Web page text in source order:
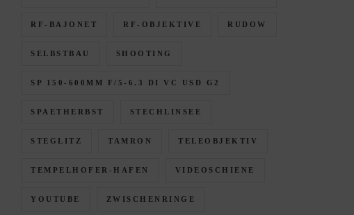
RF-BAJONET RF-OBJEKTIVE RUDOW
SELBSTBAU SHOOTING
SP 150-600MM F/5-6.3 DI VC USD G2
SPAETHERBST STECHLINSEE
STEGLITZ TAMRON TELEOBJEKTIV
TEMPELHOFER-HAFEN VIDEOSCHIENE
YOUTUBE ZWISCHENRINGE